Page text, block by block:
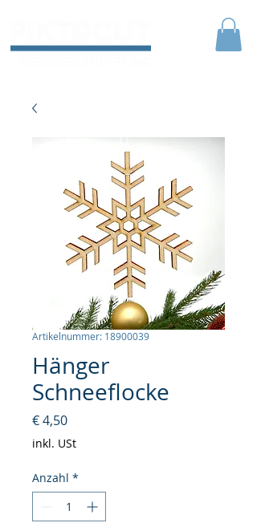
Artikelnummer: 18900039
Hänger
Schneeflocke
€ 4,50Preis
inkl. USt
Anzahl *